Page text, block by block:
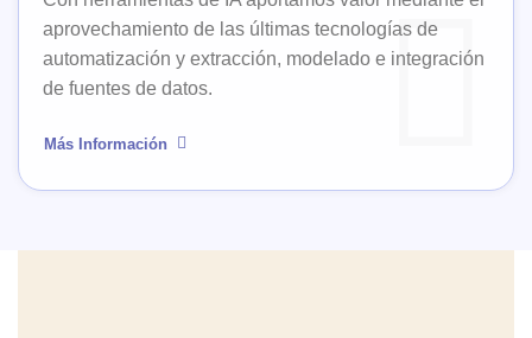
aprovechamiento de las últimas tecnologías de
automatización y extracción, modelado e integración
de fuentes de datos.
Más Información